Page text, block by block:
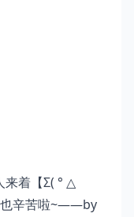
着【Σ( ° △
辛苦啦~——by